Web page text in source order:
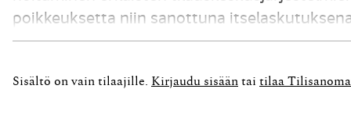
poikkeuksetta niin sanottuna
tilittää niiden mukaan maksut
Sisältö on vain tilaajille. Kirjaudu sisään tai tilaa